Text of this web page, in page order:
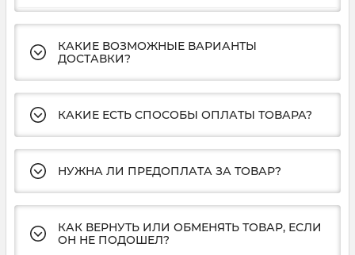
КАКИЕ ВОЗМОЖНЫЕ ВАРИАНТЫ
ДОСТАВКИ?
КАКИЕ ЕСТЬ СПОСОБЫ ОПЛАТЫ ТОВАРА?
НУЖНА ЛИ ПРЕДОПЛАТА ЗА ТОВАР?
КАК ВЕРНУТЬ ИЛИ ОБМЕНЯТЬ ТОВАР, ЕСЛИ
ОН НЕ ПОДОШЕЛ?